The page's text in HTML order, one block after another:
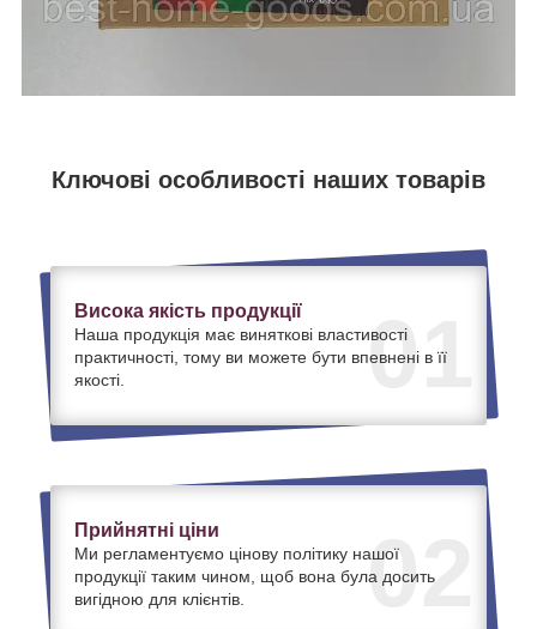
Ключові особливості наших товарів
01
Висока якість продукції
Наша продукція має виняткові властивості
практичності, тому ви можете бути впевнені в її
якості.
02
Прийнятні ціни
Ми регламентуємо цінову політику нашої
продукції таким чином, щоб вона була досить
вигідною для клієнтів.